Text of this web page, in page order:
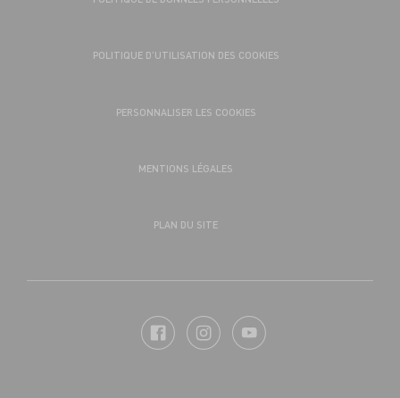
POLITIQUE D’UTILISATION DES COOKIES
PERSONNALISER LES COOKIES
MENTIONS LÉGALES
PLAN DU SITE